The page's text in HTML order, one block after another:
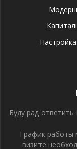
Буду рад
График работы
визите